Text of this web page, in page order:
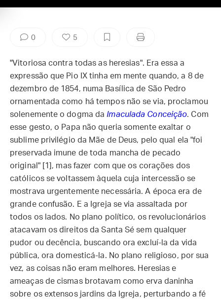
0 5
"Vitoriosa contra todas as heresias". Era essa a
expressão que Pio IX tinha em mente quando, a 8 de
dezembro de 1854, numa Basílica de São Pedro
ornamentada como há tempos não se via, proclamou
solenemente o dogma da Imaculada Conceição. Com
esse gesto, o Papa não queria somente exaltar o
sublime privilégio da Mãe de Deus, pelo qual ela "foi
preservada imune de toda mancha de pecado
original" [1], mas fazer com que os corações dos
católicos se voltassem àquela cuja intercessão se
mostrava urgentemente necessária. A época era de
grande confusão. E a Igreja se via assaltada por
todos os lados. No plano político, os revolucionários
atacavam os direitos da Santa Sé sem qualquer
pudor ou decência, buscando ora excluí-la da vida
pública, ora domesticá-la. No plano religioso, por sua
vez, as coisas não eram melhores. Heresias e
ameaças de cismas brotavam como erva daninha
sobre os extensos jardins da Igreja, perturbando a fé